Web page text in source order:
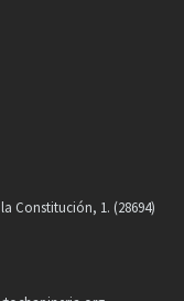
Constitución, 1. (28694)